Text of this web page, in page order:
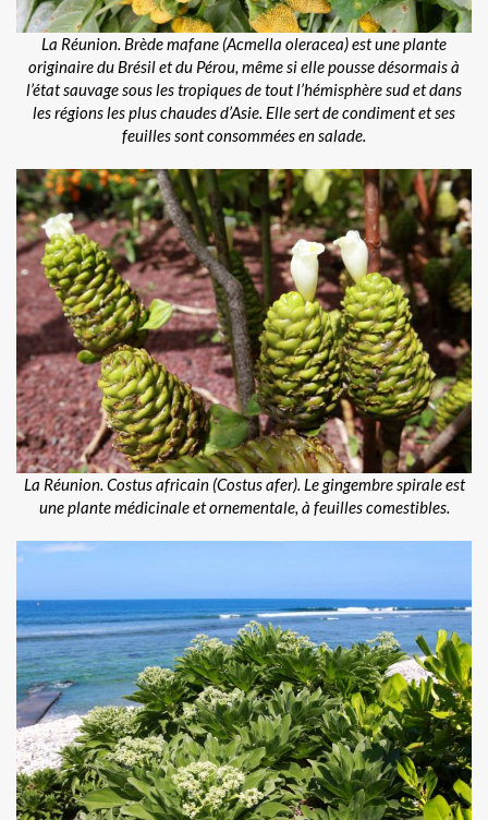
La Réunion. Brède mafane (Acmella oleracea) est une plante
originaire du Brésil et du Pérou, même si elle pousse désormais à
l’état sauvage sous les tropiques de tout l’hémisphère sud et dans
les régions les plus chaudes d’Asie. Elle sert de condiment et ses
feuilles sont consommées en salade.
La Réunion. Costus africain (Costus afer). Le gingembre spirale est
une plante médicinale et ornementale, à feuilles comestibles.